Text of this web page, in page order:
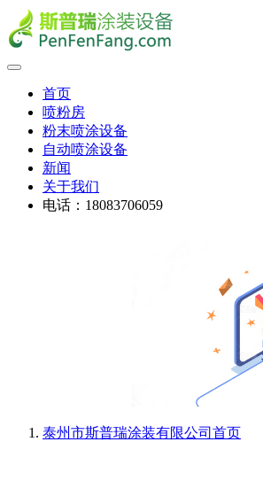
首页
喷粉房
粉末喷涂设备
自动喷涂设备
新闻
关于我们
电话：18083706059
泰州市斯普瑞涂装有限公司 首页